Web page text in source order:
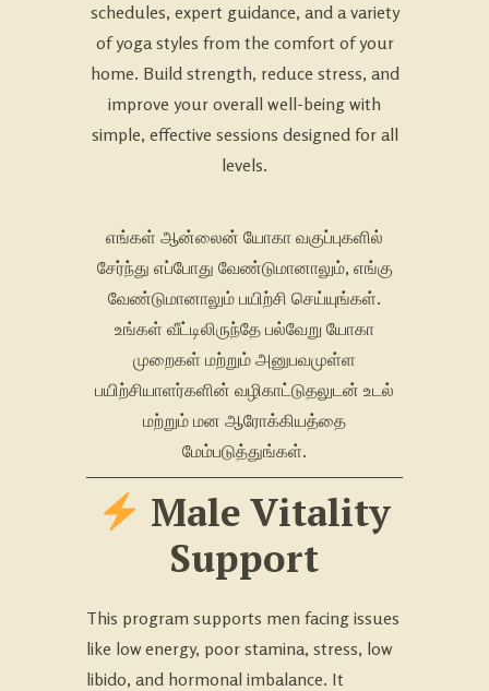
schedules, expert guidance, and a variety
of yoga styles from the comfort of your
home. Build strength, reduce stress, and
improve your overall well-being with
simple, effective sessions designed for all
levels.
எங்கள் ஆன்லைன் யோகா வகுப்புகளில்
சேர்ந்து எப்போது வேண்டுமானாலும், எங்கு
வேண்டுமானாலும் பயிற்சி செய்யுங்கள்.
உங்கள் வீட்டிலிருந்தே பல்வேறு யோகா
முறைகள் மற்றும் அனுபவமுள்ள
பயிற்சியாளர்களின் வழிகாட்டுதலுடன் உடல்
மற்றும் மன ஆரோக்கியத்தை
மேம்படுத்துங்கள்.
Male Vitality
Support
This program supports men facing issues
like low energy, poor stamina, stress, low
libido, and hormonal imbalance. It